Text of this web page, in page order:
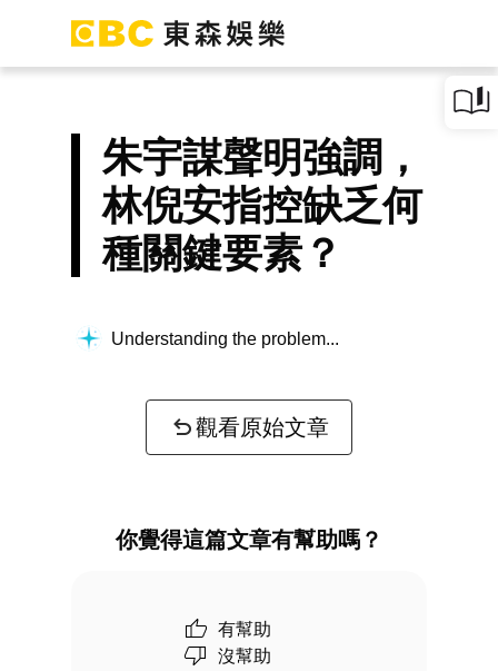
朱宇謀聲明強調，
林倪安指控缺乏何
種關鍵要素？
Understanding the problem...
觀看原始文章
你覺得這篇文章有幫助嗎？
有幫助
沒幫助